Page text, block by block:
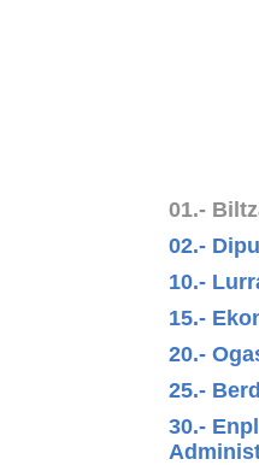
01.-
02.-
10.-
15.-
20.-
25.-
30.-